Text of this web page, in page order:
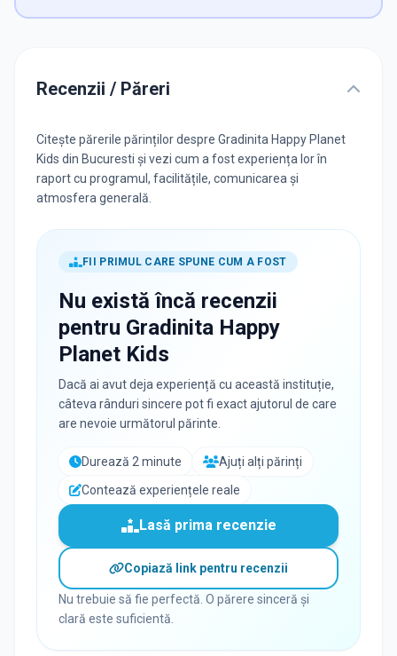
Recenzii / Păreri
Citește părerile părinților despre Gradinita Happy Planet
Kids din Bucuresti și vezi cum a fost experiența lor în
raport cu programul, facilitățile, comunicarea și
atmosfera generală.
FII PRIMUL CARE SPUNE CUM A FOST
Nu există încă recenzii
pentru Gradinita Happy
Planet Kids
Dacă ai avut deja experiență cu această instituție,
câteva rânduri sincere pot fi exact ajutorul de care
are nevoie următorul părinte.
Durează 2 minute
Ajuți alți părinți
Contează experiențele reale
Lasă prima recenzie
Copiază link pentru recenzii
Nu trebuie să fie perfectă. O părere sinceră și
clară este suficientă.